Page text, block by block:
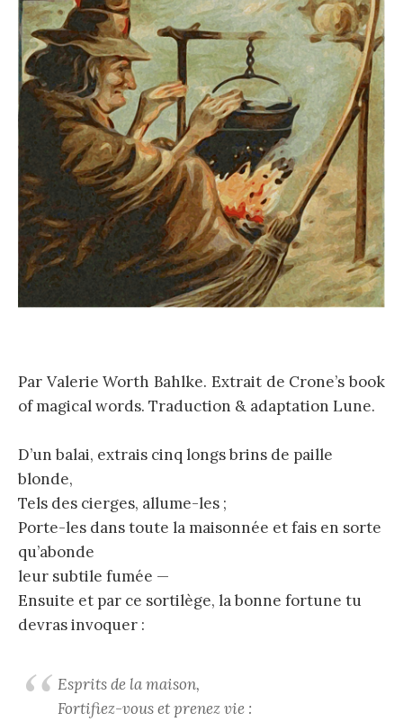
Par Valerie Worth Bahlke. Extrait de Crone’s book
of magical words. Traduction & adaptation Lune.
D’un balai, extrais cinq longs brins de paille
blonde,
Tels des cierges, allume-les ;
Porte-les dans toute la maisonnée et fais en sorte
qu’abonde
leur subtile fumée —
Ensuite et par ce sortilège, la bonne fortune tu
devras invoquer :
Esprits de la maison,
Fortifiez-vous et prenez vie :